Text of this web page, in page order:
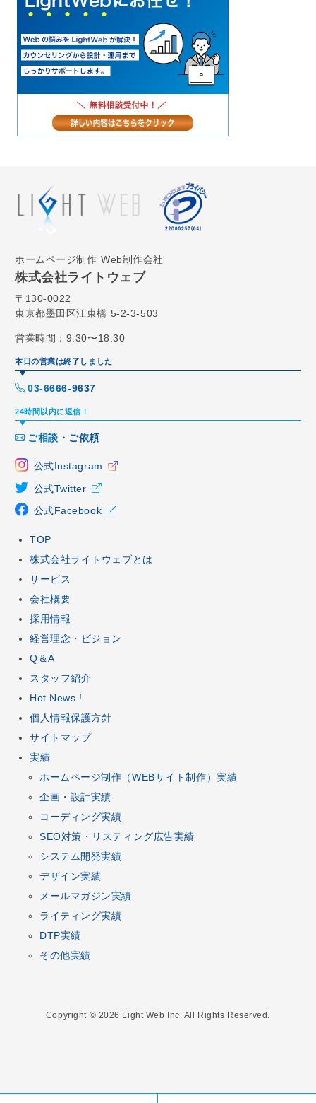
ホームページ制作 Web制作会社
株式会社ライトウェブ
〒130-0022
東京都墨田区江東橋 5-2-3-503
営業時間：9:30〜18:30
本日の営業は終了しました
03-6666-9637
24時間以内に返信！
ご相談・ご依頼
公式Instagram
公式Twitter
公式Facebook
TOP
株式会社ライトウェブとは
サービス
会社概要
採用情報
経営理念・ビジョン
Q＆A
スタッフ紹介
Hot News !
個人情報保護方針
サイトマップ
実績
ホームページ制作 （WEBサイト制作）実績
企画 ・ 設計実績
コーディング実績
SEO対策 ・ リスティング広告実績
システム開発実績
デザイン実績
メールマガジン実績
ライティング実績
DTP実績
その他実績
Copyright © 2026 Light Web Inc. All Rights Reserved.